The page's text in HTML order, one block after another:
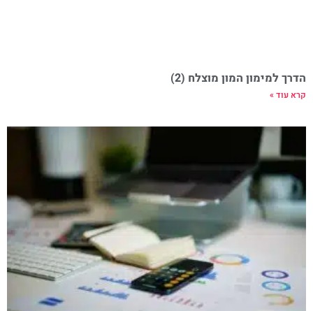
הדרך למימון המון מוצלח (2)
קרא עוד »